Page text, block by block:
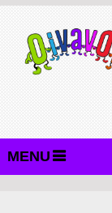
MENU